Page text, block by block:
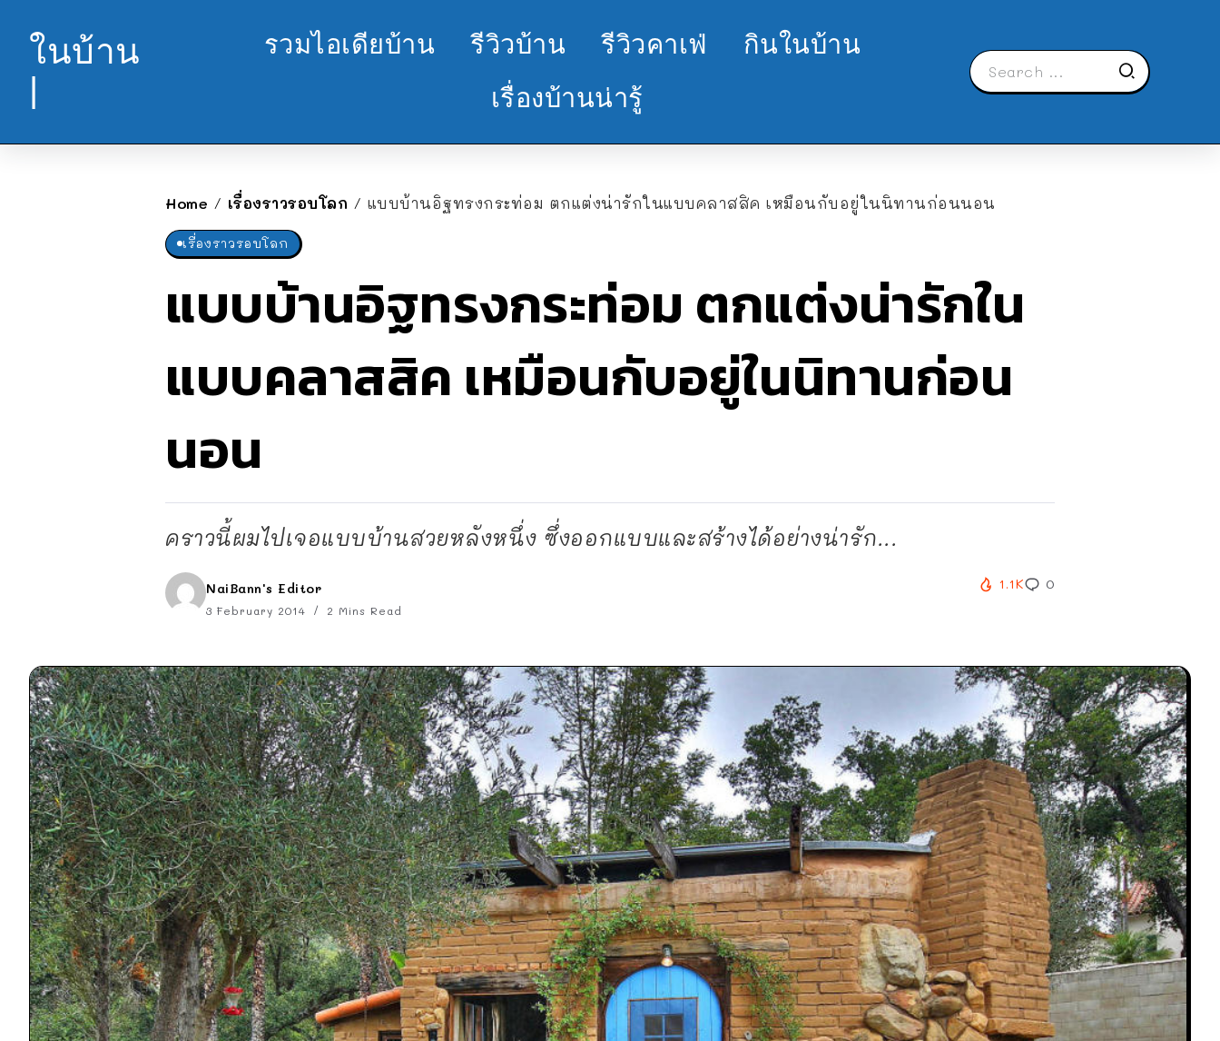
ในบ้าน
|
รวมไอเดียบ้าน รีวิวบ้าน รีวิวคาเฟ่
กินในบ้าน
เรื่องบ้านน่ารู้
Home / เรื่องราวรอบโลก / แบบบ้านอิฐทรงกระท่อม ตกแต่งน่ารักในแบบคลาสสิค เหมือนกับอยู่ในนิทานก่อนนอน
เรื่องราวรอบโลก
แบบบ้านอิฐทรงกระท่อม ตกแต่งน่ารักใน
แบบคลาสสิค เหมือนกับอยู่ในนิทานก่อน
นอน
คราวนี้ผมไปเจอแบบบ้านสวยหลังหนึ่ง ซึ่งออกแบบและสร้างได้อย่างน่ารัก...
NaiBann's Editor
3 February 2014 2 Mins Read
1.1K 0